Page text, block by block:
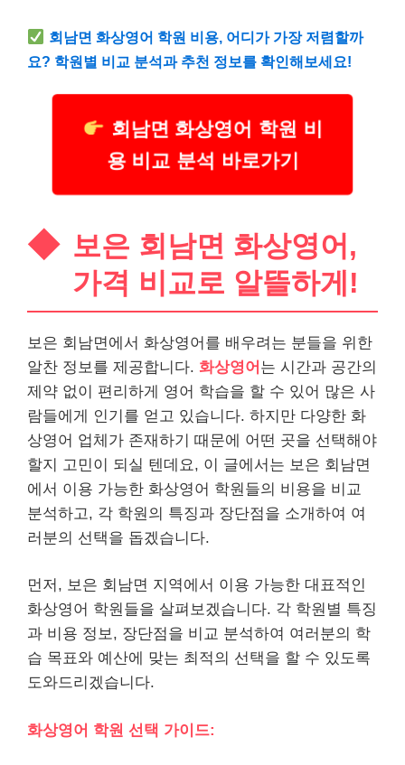
회남면 화상영어 학원 비용, 어디가 가장 저렴할까
요? 학원별 비교 분석과 추천 정보를 확인해보세요!
회남면 화상영어 학원 비
용 비교 분석 바로가기
보은 회남면 화상영어,
가격 비교로 알뜰하게!
보은 회남면에서 화상영어를 배우려는 분들을 위한
알찬 정보를 제공합니다. 화상영어 는 시간과 공간의
제약 없이 편리하게 영어 학습을 할 수 있어 많은 사
람들에게 인기를 얻고 있습니다. 하지만 다양한 화
상영어 업체가 존재하기 때문에 어떤 곳을 선택해야
할지 고민이 되실 텐데요, 이 글에서는 보은 회남면
에서 이용 가능한 화상영어 학원들의 비용을 비교
분석하고, 각 학원의 특징과 장단점을 소개하여 여
러분의 선택을 돕겠습니다.
먼저, 보은 회남면 지역에서 이용 가능한 대표적인
화상영어 학원들을 살펴보겠습니다. 각 학원별 특징
과 비용 정보, 장단점을 비교 분석하여 여러분의 학
습 목표와 예산에 맞는 최적의 선택을 할 수 있도록
도와드리겠습니다.
화상영어 학원 선택 가이드: